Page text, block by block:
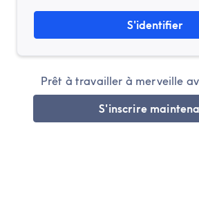
S'identifier
Prêt à travailler à merveille
S'inscrire